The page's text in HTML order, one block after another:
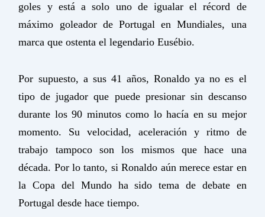
goles y está a solo uno de igualar el récord de
máximo goleador de Portugal en Mundiales, una
marca que ostenta el legendario Eusébio.
Por supuesto, a sus 41 años, Ronaldo ya no es el
tipo de jugador que puede presionar sin descanso
durante los 90 minutos como lo hacía en su mejor
momento. Su velocidad, aceleración y ritmo de
trabajo tampoco son los mismos que hace una
década. Por lo tanto, si Ronaldo aún merece estar en
la Copa del Mundo ha sido tema de debate en
Portugal desde hace tiempo.